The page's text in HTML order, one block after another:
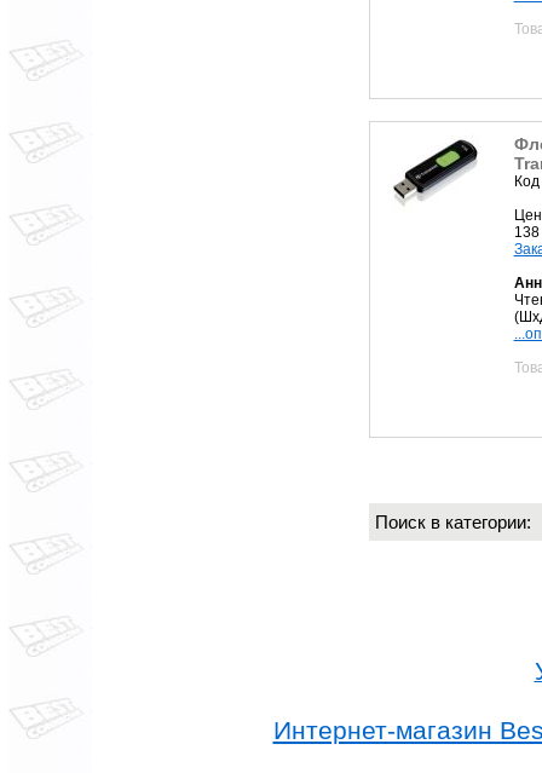
Поиск в
Интернет-магазин